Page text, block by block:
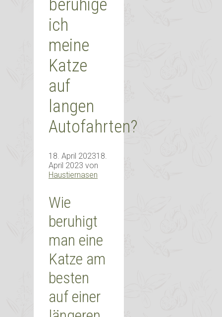
beruhige
ich
meine
Katze
auf
langen
Autofahrten?
18. April 202318.
April 2023 von
Haustiernasen
Wie
beruhigt
man eine
Katze am
besten
auf einer